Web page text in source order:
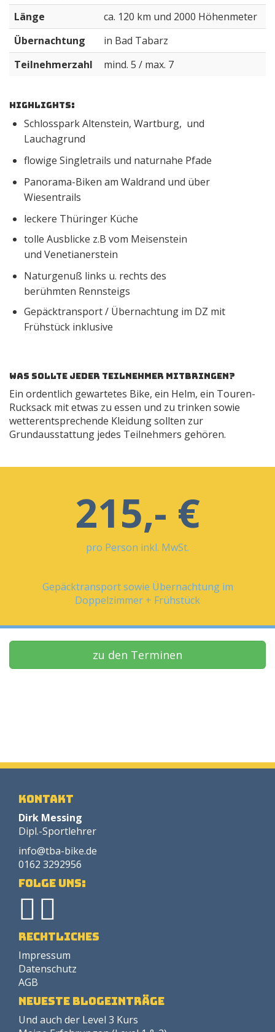
Länge
ca. 120 km und 2000 Höhenmeter
Übernachtung
in Bad Tabarz
Teilnehmerzahl
mind. 5 / max. 7
Highlights:
Schlosspark Altenstein, Wartburg, und
Lauchagrund
flowige Singletrails und naturnahe Pfade
Panorama-Biken am Waldrand und über
Wiesentrails
leckere Thüringer Küche
tolle Ausblicke z.B vom Meisenstein
und Venetianerstein
Naturgenuß links u. rechts des
berühmten Rennsteigs
Gepäcktransport / Übernachtung im DZ mit
Frühstück inklusive
Was sollte jeder Teilnehmer mitbringen?
Ein ordentlich gewartetes Bike, ein Helm, ein Touren-
Rucksack mit etwas zu essen und zu trinken sowie
wetterentsprechende Kleidung sollten zur
Grundausstattung jedes Teilnehmers gehören.
215,- €
pro Person inkl. MwSt.
Gepäcktransport sowie Übernachtung im
Doppelzimmer + Frühstück
zu den Terminen
Kontakt
Dirk Messing
Dipl.-Sportlehrer
info@tba-bike.de
0162 3292956
Folge uns:
Rechtliches
Impressum
Datenschutz
AGB
neueste Blogeinträge
Und auch der Level 3 Kurs